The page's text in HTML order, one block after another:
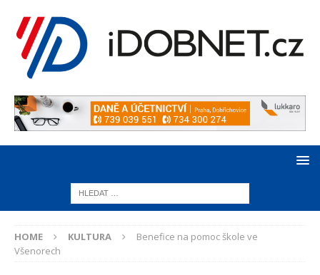
HOME KULTURA
Benefice na pomoc škole ve
Všenorech